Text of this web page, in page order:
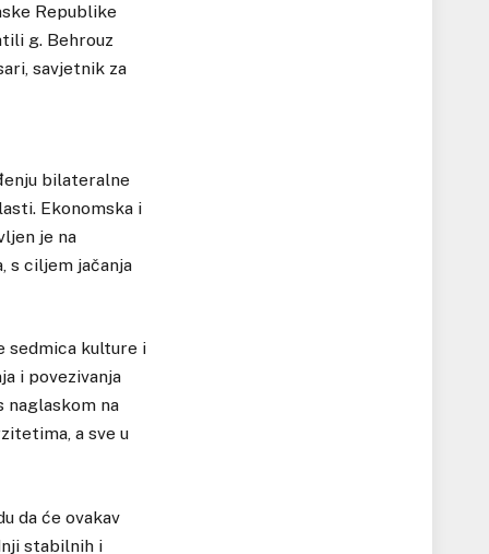
Republike
g. Behrouz
savjetnik za
bilateralne
Ekonomska i
je na
s ciljem jačanja
sedmica kulture i
i povezivanja
naglaskom na
a sve u
da će ovakav
stabilnih i